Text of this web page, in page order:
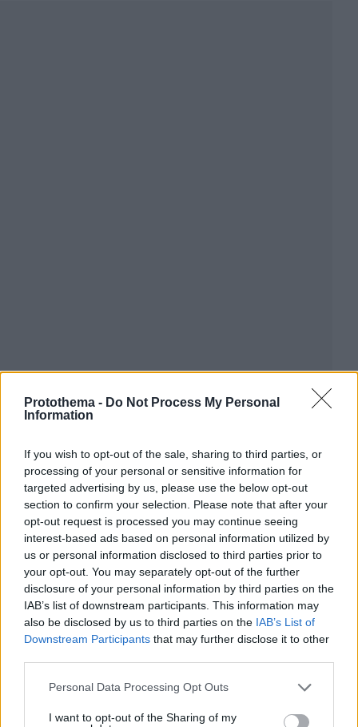
Protothema - Do Not Process My Personal
Information
If you wish to opt-out of the sale, sharing to third parties, or
processing of your personal or sensitive information for
targeted advertising by us, please use the below opt-out
section to confirm your selection. Please note that after your
opt-out request is processed you may continue seeing
interest-based ads based on personal information utilized by
us or personal information disclosed to third parties prior to
your opt-out. You may separately opt-out of the further
disclosure of your personal information by third parties on the
IAB’s list of downstream participants. This information may
also be disclosed by us to third parties on the IAB’s List of
Downstream Participants that may further disclose it to other
Please note that this website/app uses one or more Google
not limited to your visit or usage behaviour. You may click to
Personal Data Processing Opt Outs
I want to opt-out of the Sharing of my